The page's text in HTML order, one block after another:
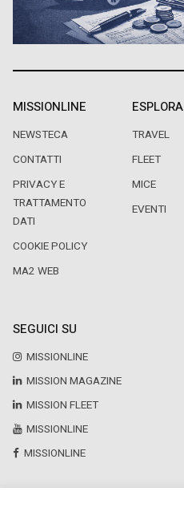
MISSIONLINE
NEWSTECA
CONTATTI
PRIVACY E
TRATTAMENTO
DATI
COOKIE POLICY
MA2 WEB
ESPLORA
TRAVEL
FLEET
MICE
EVENTI
SEGUICI SU
MISSIONLINE
MISSION MAGAZINE
MISSION FLEET
MISSIONLINE
MISSIONLINE